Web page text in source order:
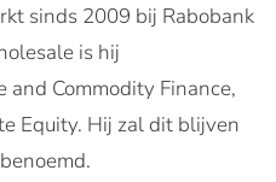
sinds 2009 bij Rabobank
is hij
Commodity Finance,
Equity. Hij zal dit blijven